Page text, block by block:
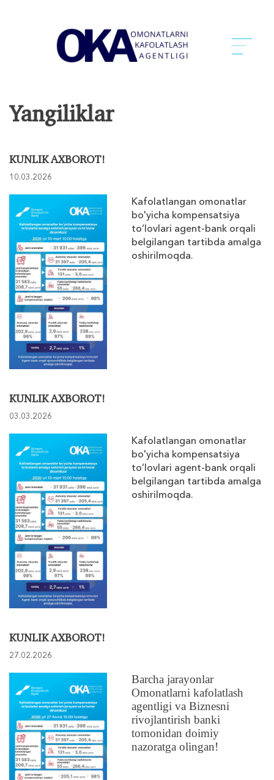
Yangiliklar
KUNLIK AXBOROT!
10.03.2026
Kafolatlangan omonatlar
bo'yicha kompensatsiya
to‘lovlari agent-bank orqali
belgilangan tartibda amalga
oshirilmoqda.
KUNLIK AXBOROT!
03.03.2026
Kafolatlangan omonatlar
bo'yicha kompensatsiya
to‘lovlari agent-bank orqali
belgilangan tartibda amalga
oshirilmoqda.
KUNLIK AXBOROT!
27.02.2026
Barcha jarayonlar
Omonatlarni kafolatlash
agentligi va Biznesni
rivojlantirish banki
tomonidan doimiy
nazoratga olingan!